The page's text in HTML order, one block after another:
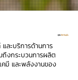
ละบริการด้านการ
งกระบวนการผลิต
คมี และพลังงานของ
รู้จักไร้ท์ โซลูชั่น